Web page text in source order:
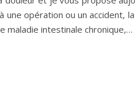
opération ou un accident,
maladie intestinale chronique,…